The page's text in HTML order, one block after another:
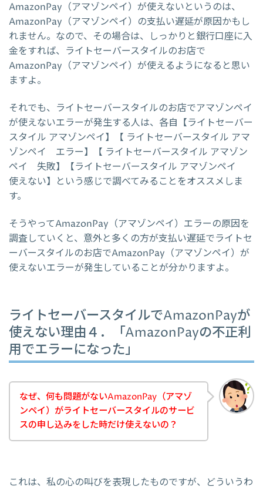
AmazonPay（アマゾンペイ）が使えないというのは、
AmazonPay（アマゾンペイ）の支払い遅延が原因かもし
れません。なので、その場合は、しっかりと銀行口座に入
金をすれば、ライトセーバースタイルのお店で
AmazonPay（アマゾンペイ）が使えるようになると思い
ますよ。
それでも、ライトセーバースタイルのお店でアマゾンペイ
が使えないエラーが発生する人は、各自【ライトセーバー
スタイル アマゾンペイ】【 ライトセーバースタイル アマ
ゾンペイ エラー】【 ライトセーバースタイル アマゾン
ペイ 失敗】【ライトセーバースタイル アマゾンペイ
使えない】という感じで調べてみることをオススメしま
す。
そうやってAmazonPay（アマゾンペイ）エラーの原因を
調査していくと、意外と多くの方が支払い遅延でライトセ
ーバースタイルのお店でAmazonPay（アマゾンペイ）が
使えないエラーが発生していることが分かりますよ。
ライトセーバースタイルでAmazonPayが
使えない理由４．「AmazonPayの不正利
用でエラーになった」
なぜ、何も問題がないAmazonPay（アマゾ
ンペイ）がライトセーバースタイルのサービ
スの申し込みをした時だけ使えないの？
これは、私の心の叫びを表現したものですが、どういうわ